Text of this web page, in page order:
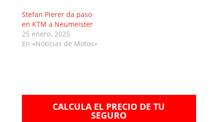
Stefan Pierer da paso
en KTM a Neumeister
25 enero, 2025
En «Noticias de Motos»
CALCULA EL PRECIO DE TU
SEGURO